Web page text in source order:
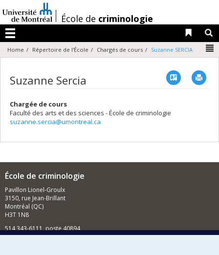
au
contenu
/École de criminologie
Menu
Liens
Home Répertoire de l'École Chargés de cours Suzanne SERCIA
Suzanne Sercia Vcard
Chargée de cours
Faculté des arts et des sciences - École de criminologie
suzanne.sercia@umontreal.ca
École de criminologie
Pavillon Lionel-Groulx
3150, rue Jean-Brillant
Montréal (QC)
H3T 1N8
514 343-6111, poste 40894